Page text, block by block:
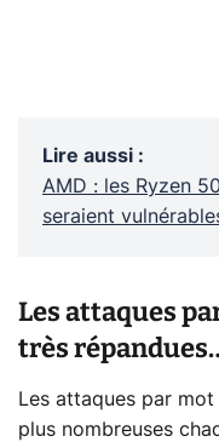
Lire aussi :
AMD : les Ryzen
seraient
Les attaques
très
Les attaques par
plus nombreuses